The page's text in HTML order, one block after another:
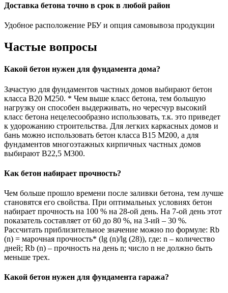
Доставка бетона точно в срок в любой район
Удобное расположение РБУ и опция самовывоза продукции
Частые вопросы
Какой бетон нужен для фундамента дома?
Зачастую для фундаментов частных домов выбирают бетон
класса В20 М250. * Чем выше класс бетона, тем большую
нагрузку он способен выдерживать, но чересчур высокий
класс бетона нецелесообразно использовать, т.к. это приведет
к удорожанию строительства. Для легких каркасных домов и
бань можно использовать бетон класса В15 М200, а для
фундаментов многоэтажных кирпичных частных домов
выбирают В22,5 М300.
Как бетон набирает прочность?
Чем больше прошло времени после заливки бетона, тем лучше
становятся его свойства. При оптимальных условиях бетон
набирает прочность на 100 % на 28-ой день. На 7-ой день этот
показатель составляет от 60 до 80 %, на 3-ий – 30 %.
Рассчитать приблизительное значение можно по формуле: Rb
(n) = марочная прочность* (lg (n)/lg (28)), где: n – количество
дней; Rb (n) – прочность на день n; число n не должно быть
меньше трех.
Какой бетон нужен для фундамента гаража?